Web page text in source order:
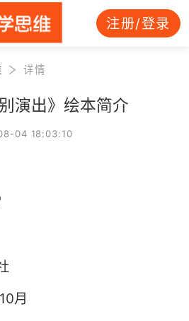
注册/登录
详情
演出》绘本简介
04 18:03:10
月